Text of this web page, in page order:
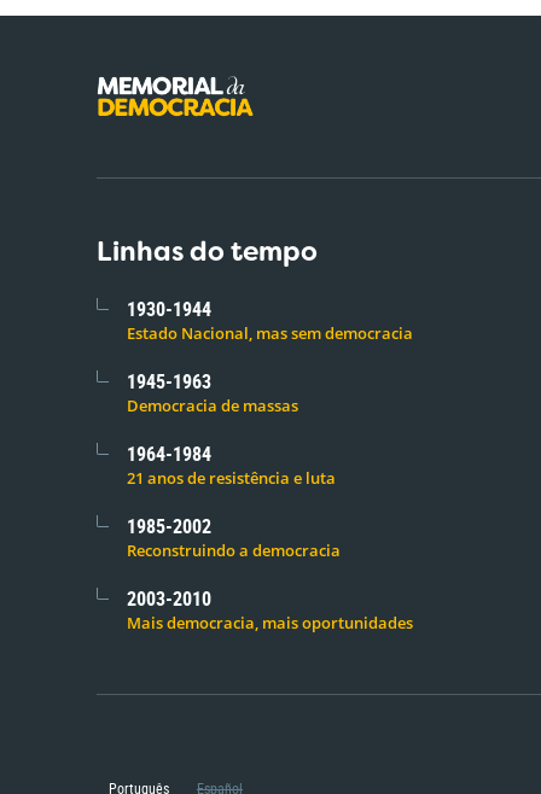
Linhas do tempo
1930-1944
Estado Nacional, mas sem democracia
1945-1963
Democracia de massas
1964-1984
21 anos de resistência e luta
1985-2002
Reconstruindo a democracia
2003-2010
Mais democracia, mais oportunidades
Português Español